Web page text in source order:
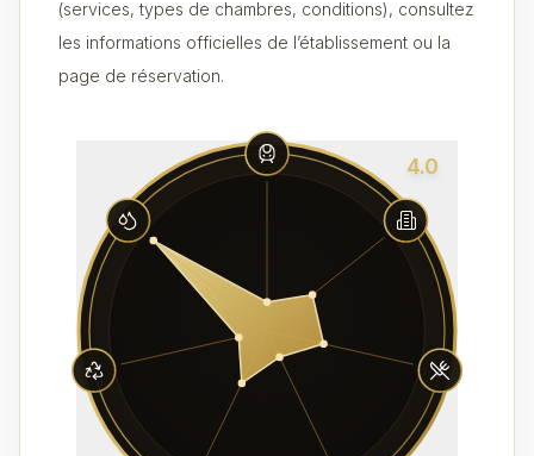
(services, types de chambres, conditions), consultez
les informations officielles de l’établissement ou la
page de réservation.
4.0